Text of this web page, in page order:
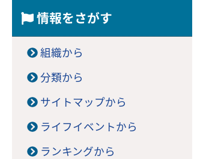
情報をさがす
組織から
分類から
サイトマップから
ライフイベントから
ランキングから